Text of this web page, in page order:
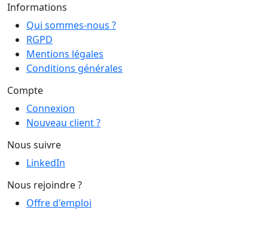
Informations
Qui sommes-nous ?
RGPD
Mentions légales
Conditions générales
Compte
Connexion
Nouveau client ?
Nous suivre
LinkedIn
Nous rejoindre ?
Offre d'emploi